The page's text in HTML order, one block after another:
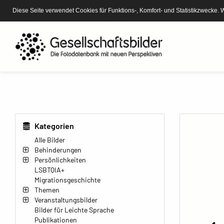
Diese Seite verwendet Cookies für Funktions-, Komfort- und
Kategorien
Alle Bilder
Behinderungen
Persönlichkeiten
LSBTQIA+
Migrationsgeschichte
Themen
Veranstaltungsbilder
Bilder für Leichte Sprache
Publikationen